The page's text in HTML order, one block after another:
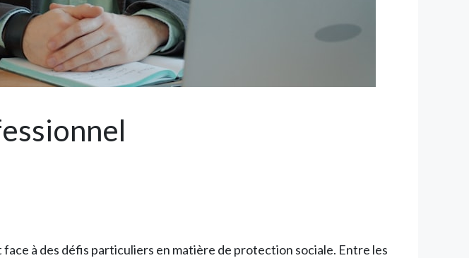
à des défis particuliers en matière de protection sociale. Entre les